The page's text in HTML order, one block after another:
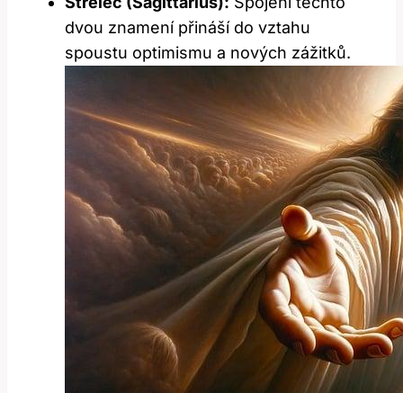
dvou znamení přináší do vztahu
spoustu optimismu a nových zážitků.